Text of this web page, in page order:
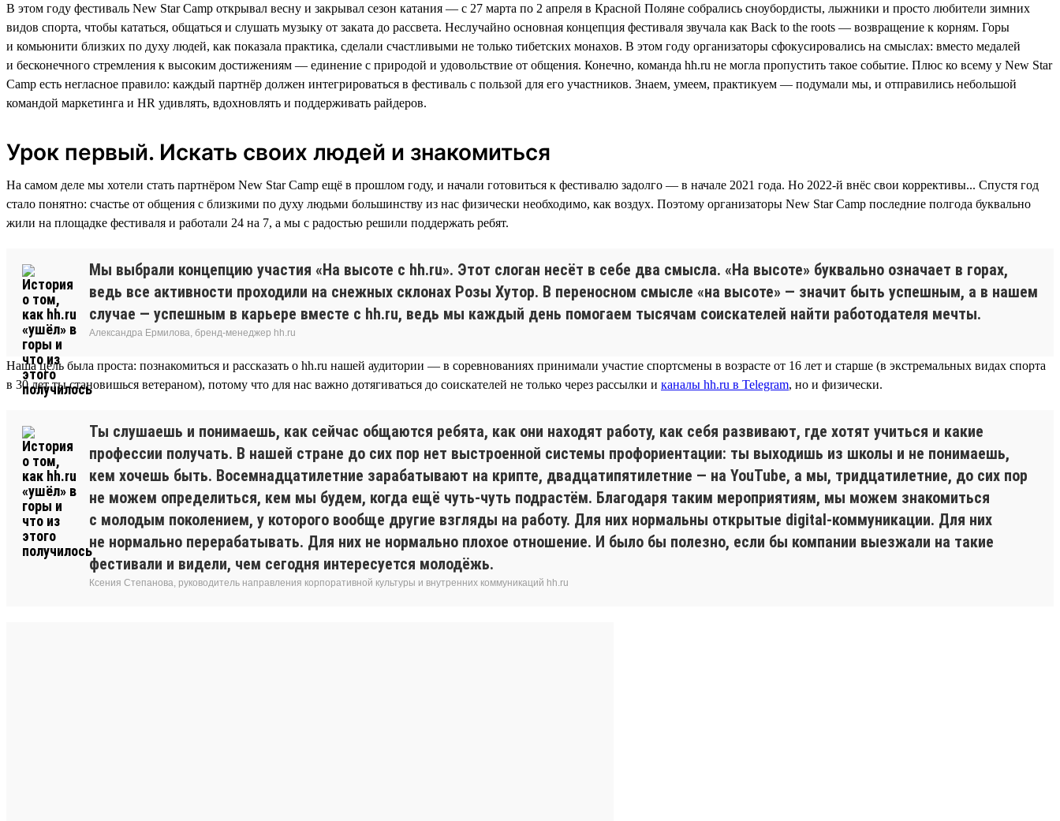
В этом году фестиваль New Star Camp открывал весну и закрывал сезон катания — с 27 марта по 2 апреля в Красной Поляне собрались сноубордисты, лыжники и просто любители зимних
видов спорта, чтобы кататься, общаться и слушать музыку от заката до рассвета. Неслучайно основная концепция фестиваля звучала как Back to the roots — возвращение к корням. Горы
и комьюнити близких по духу людей, как показала практика, сделали счастливыми не только тибетских монахов. В этом году организаторы сфокусировались на смыслах: вместо медалей
и бесконечного стремления к высоким достижениям — единение с природой и удовольствие от общения. Конечно, команда hh.ru не могла пропустить такое событие. Плюс ко всему у New Star
Camp есть негласное правило: каждый партнёр должен интегрироваться в фестиваль с пользой для его участников. Знаем, умеем, практикуем — подумали мы, и отправились небольшой
командой маркетинга и HR удивлять, вдохновлять и поддерживать райдеров.
Урок первый. Искать своих людей и знакомиться
На самом деле мы хотели стать партнёром New Star Camp ещё в прошлом году, и начали готовиться к фестивалю задолго — в начале 2021 года. Но 2022-й внёс свои коррективы... Спустя год
стало понятно: счастье от общения с близкими по духу людьми большинству из нас физически необходимо, как воздух. Поэтому организаторы New Star Camp последние полгода буквально
жили на площадке фестиваля и работали 24 на 7, а мы с радостью решили поддержать ребят.
Мы выбрали концепцию участия «На высоте с hh.ru». Этот слоган несёт в себе два смысла. «На высоте» буквально означает в горах,
ведь все активности проходили на снежных склонах Розы Хутор. В переносном смысле «на высоте» — значит быть успешным, а в нашем
случае — успешным в карьере вместе с hh.ru, ведь мы каждый день помогаем тысячам соискателей найти работодателя мечты.
Александра Ермилова, бренд-менеджер hh.ru
Наша цель была проста: познакомиться и рассказать о hh.ru нашей аудитории — в соревнованиях принимали участие спортсмены в возрасте от 16 лет и старше (в экстремальных видах спорта
в 30 лет ты становишься ветераном), потому что для нас важно дотягиваться до соискателей не только через рассылки и каналы hh.ru в Telegram, но и физически.
Ты слушаешь и понимаешь, как сейчас общаются ребята, как они находят работу, как себя развивают, где хотят учиться и какие
профессии получать. В нашей стране до сих пор нет выстроенной системы профориентации: ты выходишь из школы и не понимаешь,
кем хочешь быть. Восемнадцатилетние зарабатывают на крипте, двадцатипятилетние — на YouTube, а мы, тридцатилетние, до сих пор
не можем определиться, кем мы будем, когда ещё чуть-чуть подрастём. Благодаря таким мероприятиям, мы можем знакомиться
с молодым поколением, у которого вообще другие взгляды на работу. Для них нормальны открытые digital-коммуникации. Для них
не нормально перерабатывать. Для них не нормально плохое отношение. И было бы полезно, если бы компании выезжали на такие
фестивали и видели, чем сегодня интересуется молодёжь.
Ксения Степанова, руководитель направления корпоративной культуры и внутренних коммуникаций hh.ru